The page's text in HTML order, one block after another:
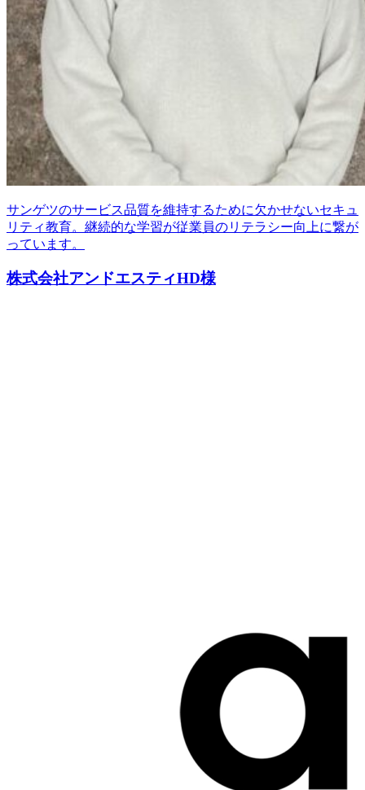
サンゲツのサービス品質を維持するために欠かせないセキュ
リティ教育。継続的な学習が従業員のリテラシー向上に繋が
っています。
株式会社アンドエスティHD様